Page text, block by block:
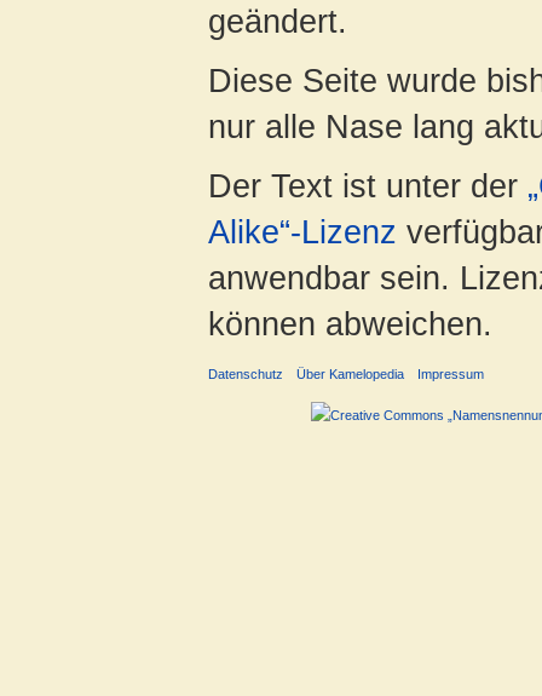
geändert.
Diese Seite wurde
nur alle Nase lang
Der Text ist unter der
Alike“-Lizenz
anwendbar sein.
können abweichen.
Datenschutz Über Kamelopedia Impressum